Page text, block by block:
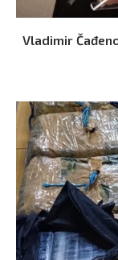
Vladimir